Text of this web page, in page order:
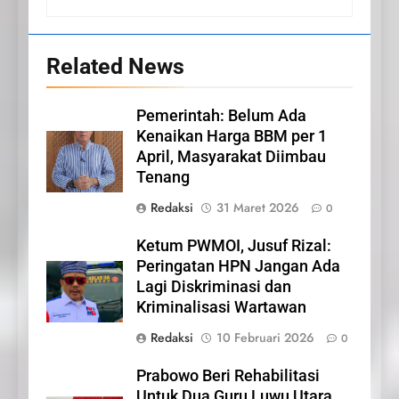
Related News
Pemerintah: Belum Ada
Kenaikan Harga BBM per 1
April, Masyarakat Diimbau
Tenang
Redaksi
31 Maret 2026 0
Ketum PWMOI, Jusuf Rizal:
Peringatan HPN Jangan Ada
Lagi Diskriminasi dan
Kriminalisasi Wartawan
Redaksi
10 Februari 2026 0
Prabowo Beri Rehabilitasi
Selamat Hari Kebangkitan
IKLAN
21
Siak
IKLAN
22
NORMAN SILITONGA CALEG
DPRD PROVINSI DKI JAKARTA